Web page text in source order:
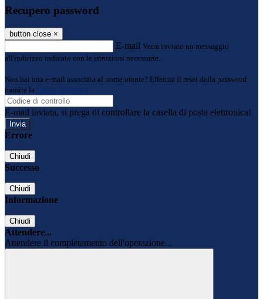
Recupero password
button close ×
E-mail Verrà inviato un messaggio
all'indirizzo indicato con le istruzioni necessarie.
Non hai una e-mail associata al nome utente? Effettua il reset della password
tramite la
Login Spaggiari
E-mail inviata, si prega di controllare la casella di posta elettronica!
Errore
Chiudi
Successo
Chiudi
Informazione
Chiudi
Attendere...
Attendere il completamento dell'operazione...